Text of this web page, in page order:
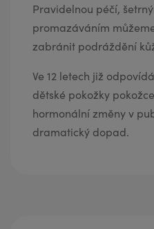
Pravidelnou péčí,
promazáváním
zabránit podráždění
Ve 12 letech již
dětské pokožky
hormonální změny v
dramatický dopad.